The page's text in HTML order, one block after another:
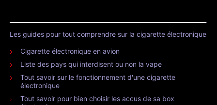
Les guides pour tout comprendre sur la cigarette électronique
Cigarette électronique en avion
Liste des pays qui interdisent ou non la vape
Tout savoir sur le fonctionnement d'une cigarette
électronique
Tout savoir pour bien choisir les accus de sa box